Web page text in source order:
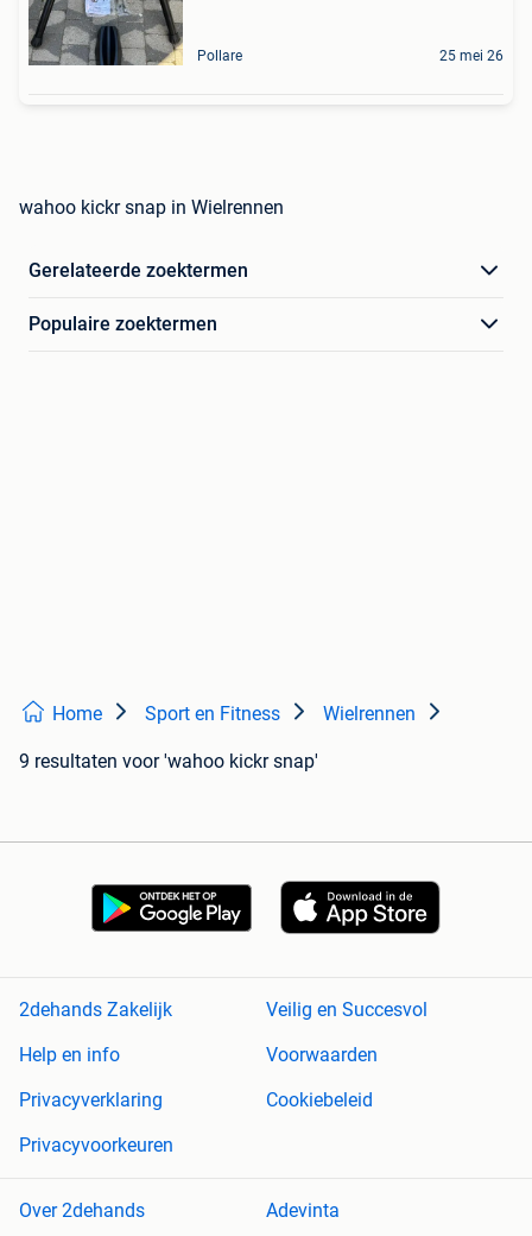
Pollare 25 mei 26
wahoo kickr snap in Wielrennen
Gerelateerde zoektermen
Populaire zoektermen
Home Sport en Fitness Wielrennen
9 resultaten voor 'wahoo kickr snap'
2dehands Zakelijk
Veilig en Succesvol
Help en info
Voorwaarden
Privacyverklaring
Cookiebeleid
Privacyvoorkeuren
Over 2dehands Adevinta